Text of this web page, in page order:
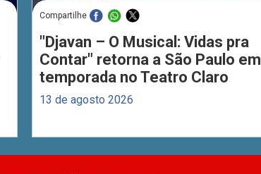
Compartilhe
"Djavan – O Musical: Vidas pra
Contar" retorna a São Paulo em
temporada no Teatro Claro
13 de agosto 2026